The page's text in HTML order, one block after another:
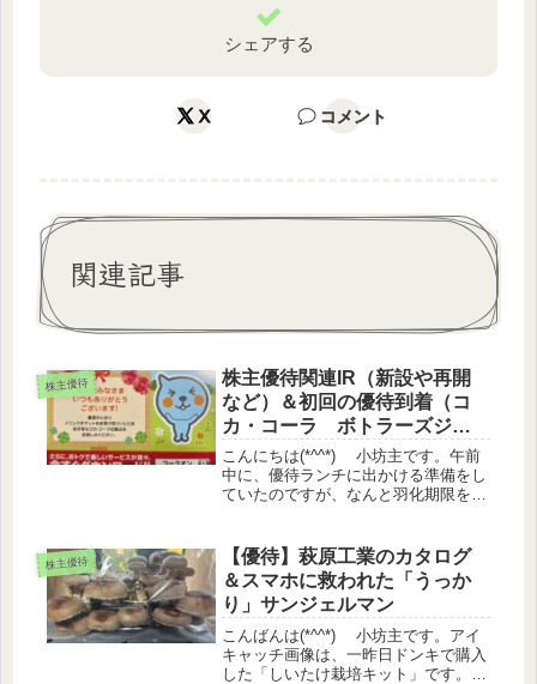
シェアする
X コメント
関連記事
株主優待
株主優待関連IR（新設や再開
など）＆初回の優待到着（コ
カ・コーラ ボトラーズジャ
パンHD）
こんにちは(*^^*) 小坊主です。午前
中に、優待ランチに出かける準備をし
ていたのですが、なんと羽化期限をと
してあげたいので、ランチを中止して
見守ることに♡ダメかなぁと諦...
株主優待
【優待】萩原工業のカタログ
＆スマホに救われた「うっか
り」サンジェルマン
こんばんは(*^^*) 小坊主です。アイ
キャッチ画像は、一昨日ドンキで購入
した「しいたけ栽培キット」です。昨